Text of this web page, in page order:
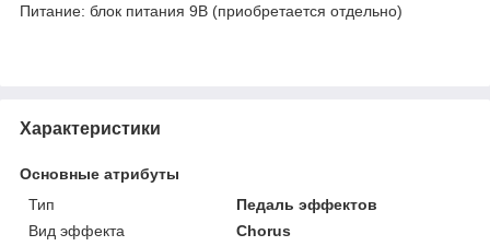
Питание: блок питания 9В (приобретается отдельно)
Характеристики
Основные атрибуты
Тип
Педаль эффектов
Вид эффекта
Chorus